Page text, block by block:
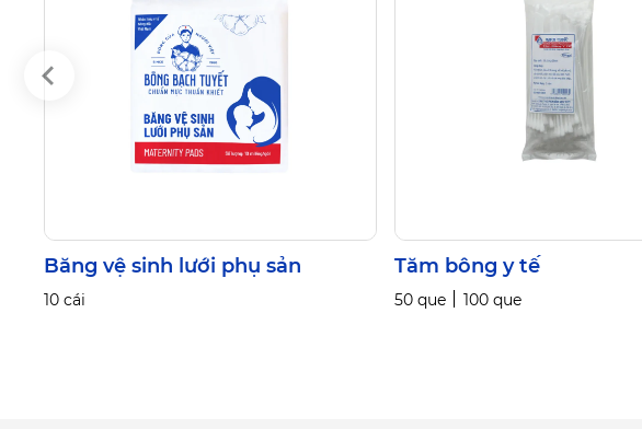
Băng vệ sinh lưới phụ sản
10 cái
Tăm bông y tế
50 que 100 que